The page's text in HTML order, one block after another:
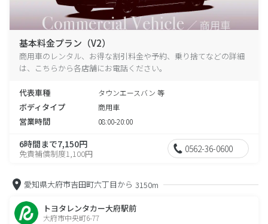
基本料金プラン（V2）
商用車のレンタル、お得な割引料金や予約、乗り捨てなどの詳細
は、こちらから各店舗にお電話ください。
代表車種 タウンエースバン 等
ボディタイプ 商用車
営業時間 08:00-20:00
6時間まで7,150円
免責補償制度1,100円 0562-36-0600
愛知県大府市吉田町六丁目から 3150m
トヨタレンタカー大府駅前
大府市中央町6-77